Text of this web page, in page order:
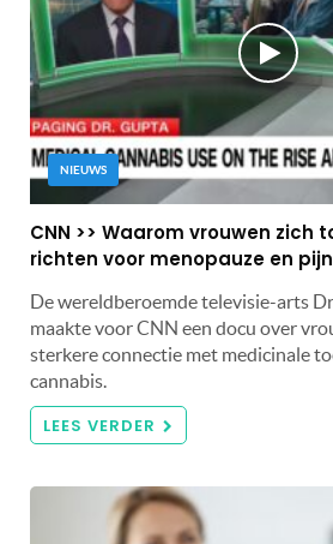
NIEUWS
CNN >> Waarom vrouwen zich
richten voor menopauze en pijn
De wereldberoemde televisie-arts
maakte voor CNN een docu over
sterkere connectie met medicinale
cannabis.
LEES VERDER